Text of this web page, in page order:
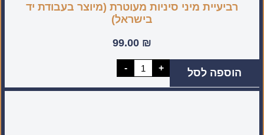
רביעיית מיני סיניות מעוטרת (מיוצר בעבודת יד
בישראל)
99.00 ₪
-
כמות
של
מיני
+ הוספה לסל